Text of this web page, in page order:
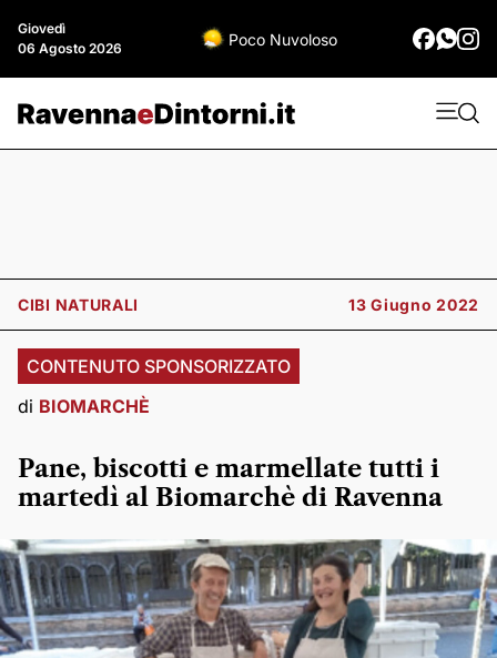
Giovedì
06 Agosto 2026
Poco Nuvoloso
CIBI NATURALI 13 Giugno 2022
CONTENUTO SPONSORIZZATO
di BIOMARCHÈ
Pane, biscotti e marmellate tutti i
martedì al Biomarchè di Ravenna